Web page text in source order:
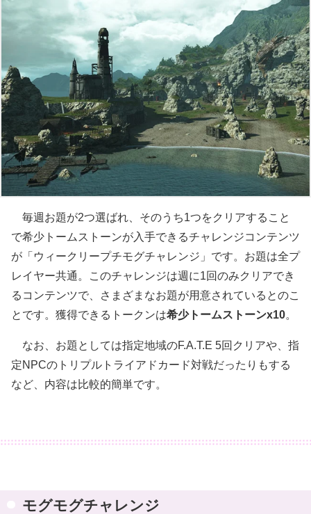
毎週お題が2つ選ばれ、そのうち1つをクリアすること
で希少トームストーンが入手できるチャレンジコンテンツ
が「ウィークリープチモグチャレンジ」です。お題は全プ
レイヤー共通。このチャレンジは週に1回のみクリアでき
るコンテンツで、さまざまなお題が用意されているとのこ
とです。獲得できるトークンは希少トームストーンx10。
なお、お題としては指定地域のF.A.T.E 5回クリアや、指
定NPCのトリプルトライアドカード対戦だったりもする
など、内容は比較的簡単です。
モグモグチャレンジ